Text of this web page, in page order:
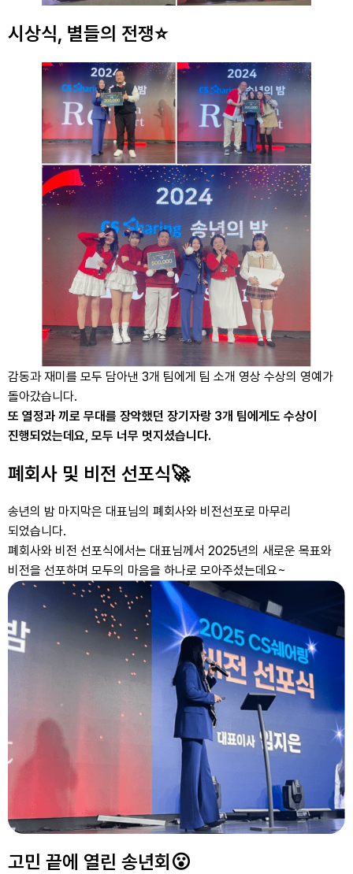
시상식, 별들의 전쟁⭐
감동과 재미를 모두 담아낸 3개 팀에게 팀 소개 영상 수상의 영예가
돌아갔습니다.
또 열정과 끼로 무대를 장악했던 장기자랑 3개 팀에게도 수상이
진행되었는데요, 모두 너무 멋지셨습니다.
폐회사 및 비전 선포식🚀
송년의 밤 마지막은 대표님의 폐회사와 비전선포로 마무리
되었습니다.
폐회사와 비전 선포식에서는 대표님께서 2025년의 새로운 목표와
비전을 선포하며 모두의 마음을 하나로 모아주셨는데요~
고민 끝에 열린 송년회😮